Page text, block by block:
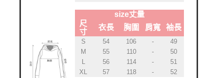
size丈量
尺
寸
衣長 胸圍 肩寬 袖長
S 54 106 -
49
M
55 110 -
50
L
56 114 -
51
XL
57 118 - 52